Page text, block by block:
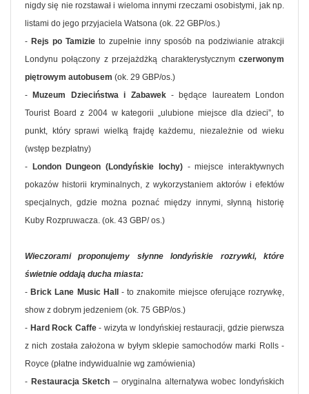
nigdy się nie rozstawał i wieloma innymi rzeczami osobistymi, jak np.
listami do jego przyjaciela Watsona (ok. 22 GBP/os.)
- Rejs po Tamizie to zupełnie inny sposób na podziwianie atrakcji
Londynu połączony z przejażdżką charakterystycznymczerwonym
piętrowym autobusem (ok. 29 GBP/os.)
-
Muzeum Dzieciństwa i Zabawek- będące laureatem London
Tourist Board z 2004 w kategorii „ulubione miejsce dla dzieci”, to
punkt, który sprawi wielką frajdę każdemu, niezależnie od wieku
(wstęp bezpłatny)
-
London Dungeon (Londyńskie lochy) - miejsce interaktywnych
pokazów historii kryminalnych, z wykorzystaniem aktorów i efektów
specjalnych, gdzie można poznać między innymi, słynną historię
Kuby Rozpruwacza. (ok. 43 GBP/ os.)
Wieczorami proponujemy słynne londyńskie rozrywki, które
świetnie oddają ducha miasta:
- Brick Lane Music Hall
- to znakomite miejsce oferujące rozrywkę,
show z dobrym jedzeniem (ok. 75 GBP/os.)
- Hard Rock Caffe- wizyta w londyńskiej restauracji, gdzie pierwsza
z nich została założona w byłym sklepie samochodów marki Rolls -
Royce (płatne indywidualnie wg zamówienia)
- Restauracja Sketch– oryginalna alternatywa wobec londyńskich